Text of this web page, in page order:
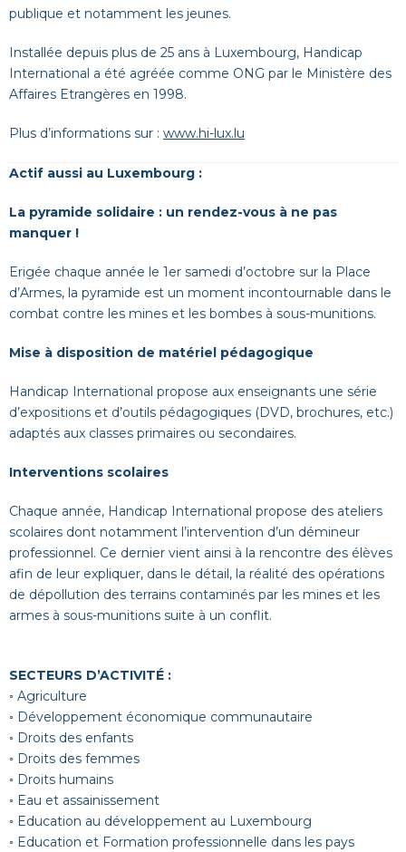
publique et notamment les jeunes.
Installée depuis plus de 25 ans à Luxembourg, Handicap
International a été agréée comme ONG par le Ministère des
Affaires Etrangères en 1998.
Plus d’informations sur : www.hi-lux.lu
Actif aussi au Luxembourg :
La pyramide solidaire : un rendez-vous à ne pas
manquer !
Erigée chaque année le 1er samedi d’octobre sur la Place
d’Armes, la pyramide est un moment incontournable dans le
combat contre les mines et les bombes à sous-munitions.
Mise à disposition de matériel pédagogique
Handicap International propose aux enseignants une série
d’expositions et d’outils pédagogiques (DVD, brochures, etc.)
adaptés aux classes primaires ou secondaires.
Interventions scolaires
Chaque année, Handicap International propose des ateliers
scolaires dont notamment l’intervention d’un démineur
professionnel. Ce dernier vient ainsi à la rencontre des élèves
afin de leur expliquer, dans le détail, la réalité des opérations
de dépollution des terrains contaminés par les mines et les
armes à sous-munitions suite à un conflit.
SECTEURS D’ACTIVITÉ :
◦ Agriculture
◦ Développement économique communautaire
◦ Droits des enfants
◦ Droits des femmes
◦ Droits humains
◦ Eau et assainissement
◦ Education au développement au Luxembourg
◦ Education et Formation professionnelle dans les pays